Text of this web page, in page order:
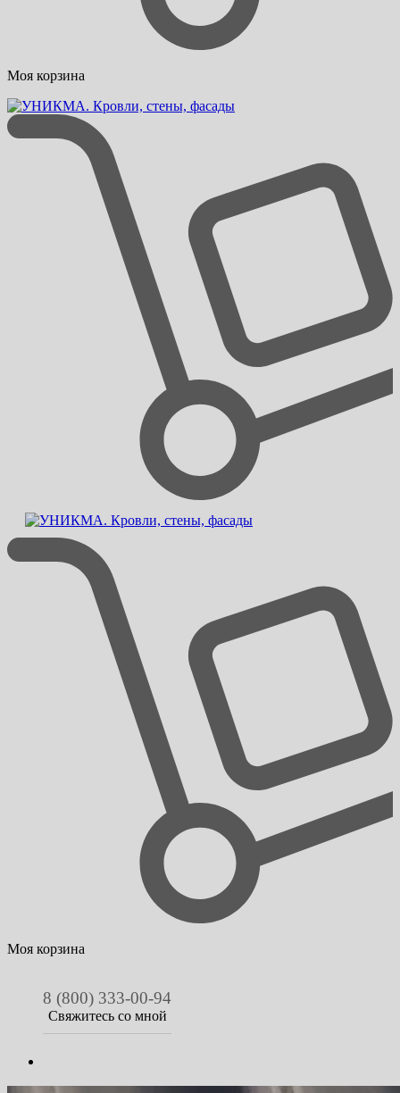
Моя корзина
Моя корзина
8 (800) 333-00-94
Свяжитесь со мной